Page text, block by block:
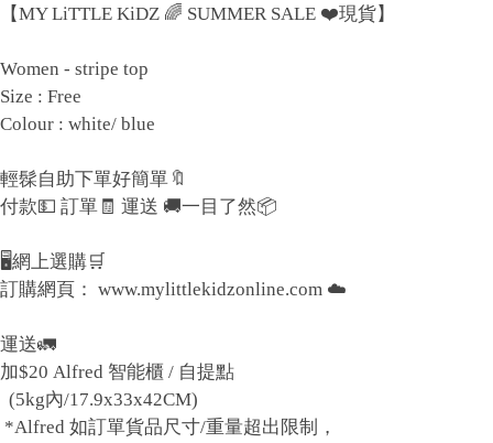
【MY LiTTLE KiDZ 🌈 SUMMER SALE ❤️現貨】
Women - stripe top
Size : Free
Colour : white/ blue
輕髹自助下單好簡單🔖
付款💵 訂單🧾 運送 🚚一目了然📦
🖥網上選購🛒
訂購網頁： www.mylittlekidzonline.com ☁️
運送🚛
加$20 Alfred 智能櫃 / 自提點
(5kg內/17.9x33x42CM)
*Alfred 如訂單貨品尺寸/重量超出限制，